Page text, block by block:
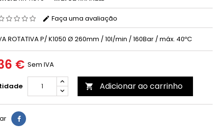
Faça uma avaliação
ROTATIVA P/ K1050 Ø 260mm / 10l/min / 160Bar / máx. 40ºC
€ Sem IVA
 Adicionar ao carrinho